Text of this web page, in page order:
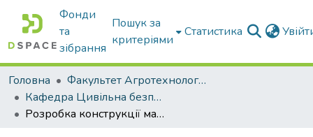
Фонди
та
зібрання
Пошук за
критеріями
Статистика
Головна
Факультет Агротехнологій та екології
Кафедра Цивільна безпека
Розробка конструкції машини для збирання рицини методом очісування на корені